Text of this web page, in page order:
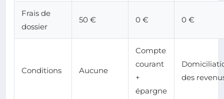
Frais de
dossier
50 € 0 € 0 €
Conditions Aucune
Compte
courant
+
épargne
des